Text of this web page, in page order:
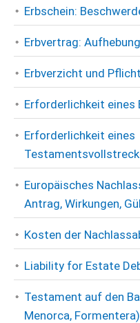
Erbschein:
Erbvertrag:
Erbverzicht und
Erforderlichkeit eines
Erforderlichkeit eines
Europäisches
Antrag, Wirkungen,
Kosten der
Liability for Estate
Testament auf den
Menorca,